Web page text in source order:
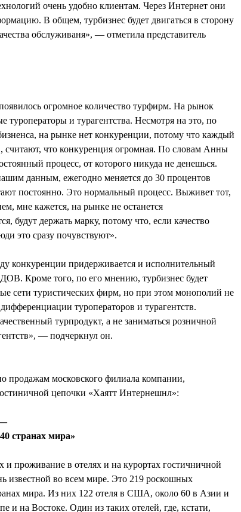
очень удобно клиентам. Через Интернет они
В общем, турбизнес будет двигаться в сторону
обслуживаня», — отметила представитель
огромное количество турфирм. На рынок
туроператоры и турагентства. Несмотря на это, по
на рынке нет конкуренции, потому что каждый
считают, что конкуренция огромная. По словам Анны
процесс, от которого никуда не денешься.
данным, ежегодно меняется до 30 процентов
постоянно. Это нормальный процесс. Выживет тот,
мне кажется, на рынке не останется
будут держать марку, потому что, если качество
это сразу почувствуют».
конкуренции придерживается и исполнительный
Кроме того, по его мнению, турбизнес будет
сети туристических фирм, но при этом монополий не
туроператоров и турагентств.
турпродукт, а не заниматься розничной
— подчеркнул он.
московского филиала компании,
цепочки «Хаятт Интернешнл»:
—
странах мира»
проживание в отелях и на курортах гостичничной
известной во всем мире. Это 219 роскошных
мира. Из них 122 отеля в США, около 60 в Азии и
и на Востоке. Один из таких отелей, где, кстати,